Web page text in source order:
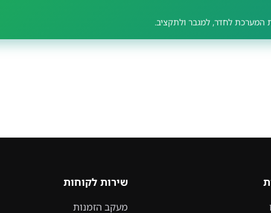
המערכת לחדר, למגבר ולתקציב.
שירות לקוחות
מעקב הזמנות